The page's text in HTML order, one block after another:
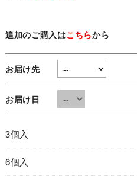
追加のご購入はこちらから
お届け先
お届け日
3個入
6個入